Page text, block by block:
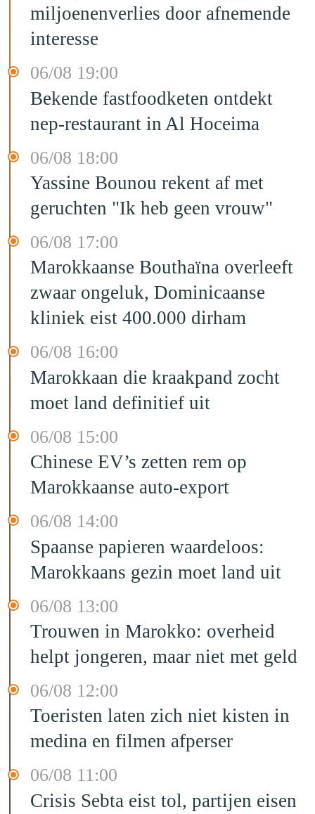
miljoenenverlies door afnemende
interesse
06/08 19:00
Bekende fastfoodketen ontdekt
nep-restaurant in Al Hoceima
06/08 18:00
Yassine Bounou rekent af met
geruchten "Ik heb geen vrouw"
06/08 17:00
Marokkaanse Bouthaïna overleeft
zwaar ongeluk, Dominicaanse
kliniek eist 400.000 dirham
06/08 16:00
Marokkaan die kraakpand zocht
moet land definitief uit
06/08 15:00
Chinese EV’s zetten rem op
Marokkaanse auto-export
06/08 14:00
Spaanse papieren waardeloos:
Marokkaans gezin moet land uit
06/08 13:00
Trouwen in Marokko: overheid
helpt jongeren, maar niet met geld
06/08 12:00
Toeristen laten zich niet kisten in
medina en filmen afperser
06/08 11:00
Crisis Sebta eist tol, partijen eisen